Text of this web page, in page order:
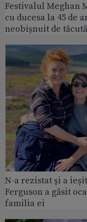
Festivalul Meghan
cu ducesa la 45 de
neobișnuit de tăcută
N-a rezistat și a
Ferguson a găsit
familia ei